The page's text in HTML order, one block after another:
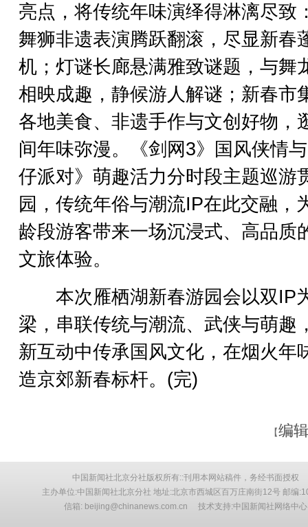
亮点，将传统年味演绎得淋漓尽致
舞狮非遗表演腾跃翻滚，尽显新春
机；灯谜长廊悬满雅致谜题，与舞
相映成趣，静候游人解谜；新春市
各地美食、非遗手作与文创好物，
间年味弥漫。《剑网3》国风侠情
仔派对》萌趣活力分时段主题巡游
园，传统年俗与潮流IP在此交融，
龄段游客带来一场沉浸式、高品质
文旅体验。
本次雁栖湖新春游园会以双IP
梁，串联传统与潮流、武侠与萌趣
新互动中传承国风文化，在烟火年
造京郊新春标杆。(完)
【编
中国新闻社北京分社版权所有::刊用本网站稿件，务经书面授权
主办单位:中国新闻社北京分社 地址:北京市西城区百万庄南街12号 邮编
信箱: beijing@chinanews.com.cn 技术支持:中国新闻社网络中心